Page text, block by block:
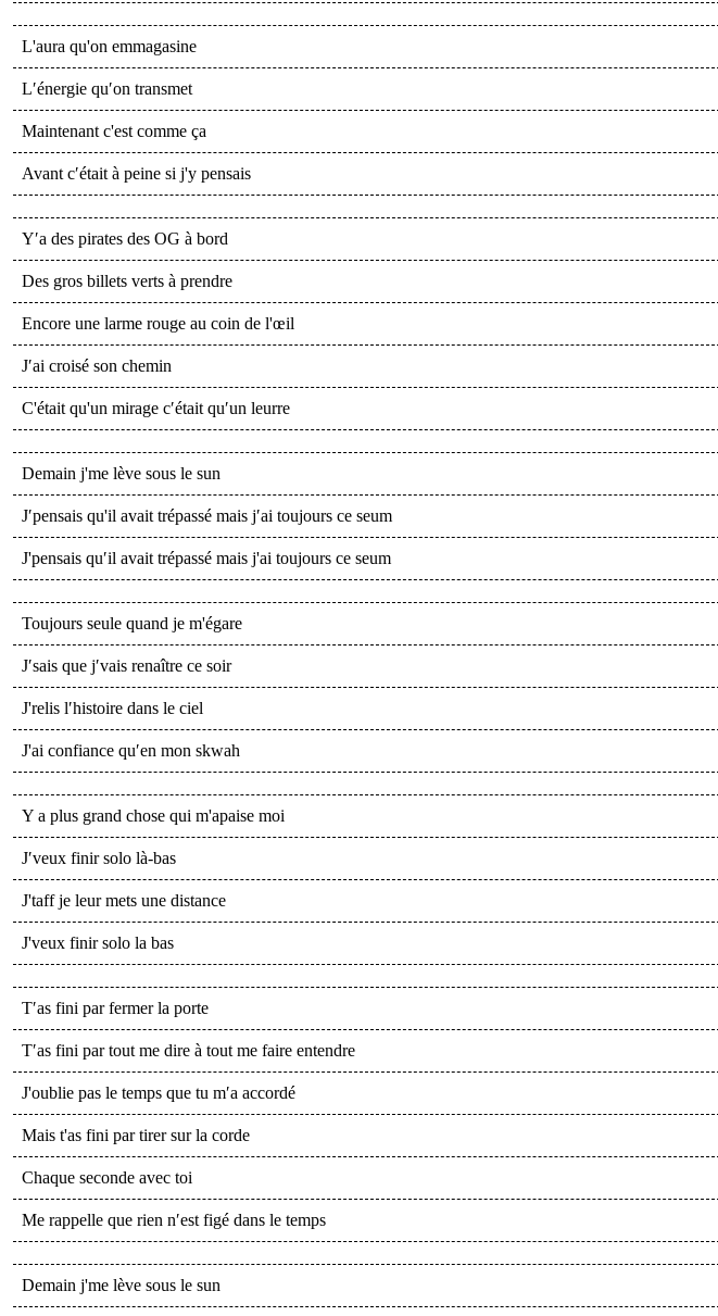
L'aura qu'on emmagasine
L′énergie qu′on transmet
Maintenant c'est comme ça
Avant c′était à peine si j'y pensais
Y′a des pirates des OG à bord
Des gros billets verts à prendre
Encore une larme rouge au coin de l'œil
J′ai croisé son chemin
C'était qu'un mirage c′était qu′un leurre
Demain j'me lève sous le sun
J′pensais qu'il avait trépassé mais j′ai toujours ce seum
J'pensais qu′il avait trépassé mais j'ai toujours ce seum
Toujours seule quand je m'égare
J′sais que j′vais renaître ce soir
J'relis l′histoire dans le ciel
J'ai confiance qu′en mon skwah
Y a plus grand chose qui m'apaise moi
J′veux finir solo là-bas
J'taff je leur mets une distance
J'veux finir solo la bas
T′as fini par fermer la porte
T′as fini par tout me dire à tout me faire entendre
J'oublie pas le temps que tu m′a accordé
Mais t'as fini par tirer sur la corde
Chaque seconde avec toi
Me rappelle que rien n′est figé dans le temps
Demain j'me lève sous le sun